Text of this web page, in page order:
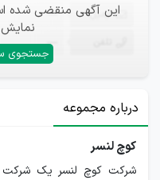
این آگهی منقضی شده
جستجوی
ایمیل —
—
درباره مجموعه
کوچ لنسر